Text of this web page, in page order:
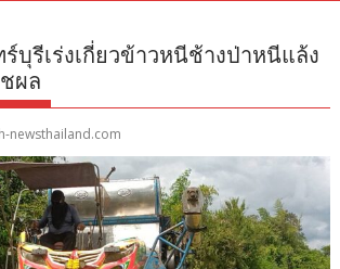
บุรีเร่งเกี่ยวข้าวหนีช้างป่าหนีแล้ง
ผล
newsthailand.com